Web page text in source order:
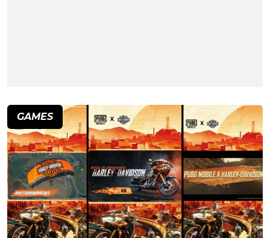
GAMES